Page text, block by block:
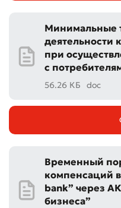
Минимальные
деятельности
при
с
56.26 КБ doc
Временный
компенсаций
bank” через
бизнеса”